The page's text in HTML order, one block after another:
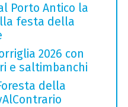
Porto Antico la
festa della
2026 con
e saltimbanchi
della